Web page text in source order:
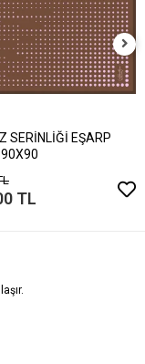
SERİNLİĞİ EŞARP
TL